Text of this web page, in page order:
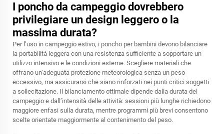
I poncho da campeggio dovrebbero
privilegiare un design leggero o la
massima durata?
Per l’uso in campeggio estivo, i poncho per bambini devono bilanciare
la portabilità leggera con una resistenza sufficiente a sopportare un
utilizzo intensivo e le condizioni esterne. Scegliere materiali che
offrano un’adeguata protezione meteorologica senza un peso
eccessivo, ma assicurarsi che siano rinforzati nei punti critici soggetti
a sollecitazione. Il bilanciamento ottimale dipende dalla durata del
campeggio e dall’intensità delle attività: sessioni più lunghe richiedono
maggiore enfasi sulla durata, mentre programmi più brevi consentono
scelte orientate maggiormente al contenimento del peso.